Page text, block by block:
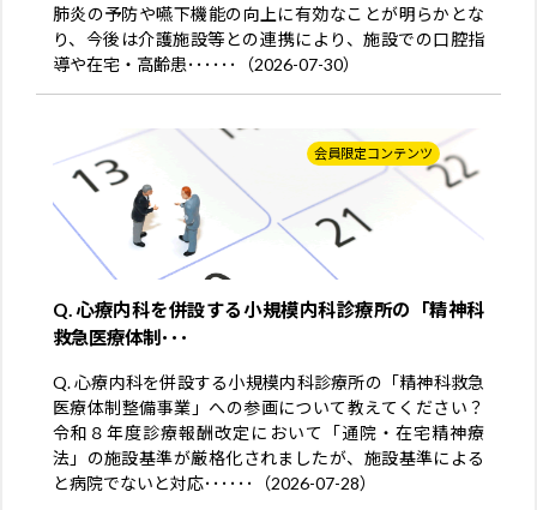
肺炎の予防や嚥下機能の向上に有効なことが明らかとな
り、今後は介護施設等との連携により、施設での口腔指
導や在宅・高齢患･･････（2026-07-30）
会員限定コンテンツ
Q. 心療内科を併設する小規模内科診療所の「精神科
救急医療体制･･･
Q. 心療内科を併設する小規模内科診療所の「精神科救急
医療体制整備事業」への参画について教えてください？
令和８年度診療報酬改定において「通院・在宅精神療
法」の施設基準が厳格化されましたが、施設基準による
と病院でないと対応･･････（2026-07-28）